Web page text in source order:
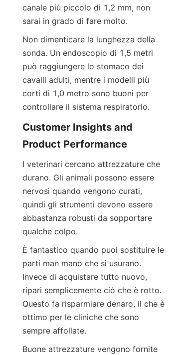
canale più piccolo di 1,2 mm, non
sarai in grado di fare molto.
Non dimenticare la lunghezza della
sonda. Un endoscopio di 1,5 metri
può raggiungere lo stomaco dei
cavalli adulti, mentre i modelli più
corti di 1,0 metro sono buoni per
controllare il sistema respiratorio.
Customer Insights and
Product Performance
I veterinari cercano attrezzature che
durano. Gli animali possono essere
nervosi quando vengono curati,
quindi gli strumenti devono essere
abbastanza robusti da sopportare
qualche colpo.
È fantastico quando puoi sostituire le
parti man mano che si usurano.
Invece di acquistare tutto nuovo,
ripari semplicemente ciò che è rotto.
Questo fa risparmiare denaro, il che è
ottimo per le cliniche che sono
sempre affollate.
Buone attrezzature vengono fornite